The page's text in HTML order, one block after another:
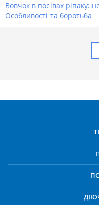
Вовчок в посівах ріпаку:
Особливості та боротьба